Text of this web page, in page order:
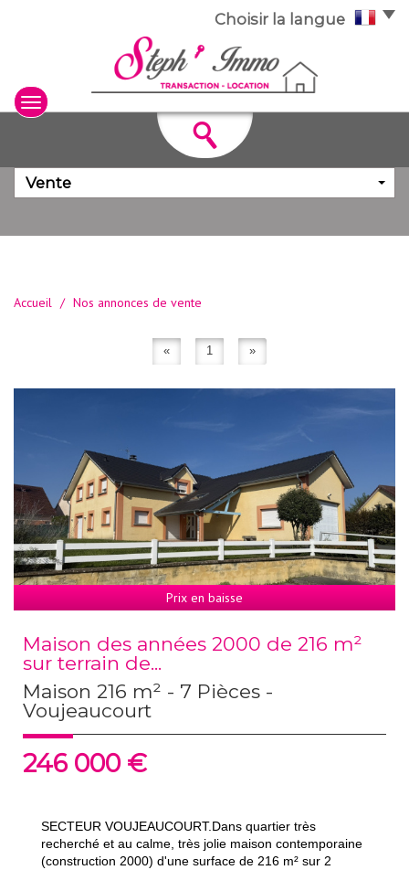
Choisir la langue
Vente
Accueil Nos annonces de vente
« 1 »
Prix en baisse
Maison des années 2000 de 216 m²
sur terrain de...
Maison 216 m² - 7 Pièces -
Voujeaucourt
246 000 €
SECTEUR VOUJEAUCOURT.Dans quartier très
recherché et au calme, très jolie maison contemporaine
(construction 2000) d'une surface de 216 m² sur 2